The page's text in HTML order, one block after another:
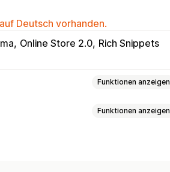
Deutsch vorhanden.
Online Store 2.0 Rich Snippets
Funktionen anzeigen
Funktionen anzeigen